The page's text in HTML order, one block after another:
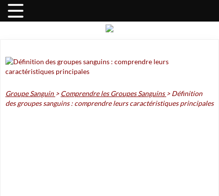
Groupe Sanguin >Comprendre les Groupes Sanguins >Définition
des groupes sanguins : comprendre leurs caractéristiques principales